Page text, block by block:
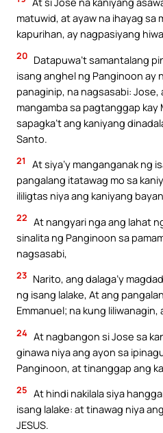
matuwid, at ayaw na ihayag sa
kapurihan, ay nagpasiyang
20 Datapuwa’t samantalang
isang anghel ng Panginoon ay
panaginip, na nagsasabi: Jose,
mangamba sa pagtanggap kay
sapagka’t ang kaniyang
Santo.
21
At siya’y manganganak ng
pangalang itatawag mo sa
ililigtas niya ang kaniyang
22 At nangyari nga ang lahat
sinalita ng Panginoon sa
nagsasabi,
23 Narito, ang dalaga’y
ng isang lalake, At ang
Emmanuel; na kung
24 At nagbangon si Jose sa
ginawa niya ang ayon sa
Panginoon, at tinanggap ang
25 At hindi nakilala siya
isang lalake: at tinawag niya
JESUS.